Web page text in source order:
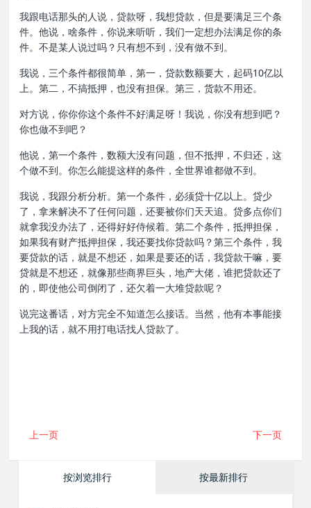
我跟电话那头的人说，贷款呀，我想贷款，但是要满足三个条
件。他说，啥条件，你说来听听，我们一定想办法满足你的条
件。不是某人说过吗？只有想不到，没有做不到。
我说，三个条件都很简单，第一，贷款数额要大，起码10亿以
上。第二，不搞抵押，也没有担保。第三，货款不用还。
对方说，你你你这个条件不好满足呀！我说，你没有想到吧？
你也做不到吧？
他说，第一个条件，数额大没有问题，但不抵押，不归还，这
个做不到。你怎么能提这样的条件，全世界谁都做不到。
我说，我跟分析分析。第一个条件，必须贷十亿以上。贷少
了，拿来解决不了任何问题，还要被你们天天追。贷多点你们
就拿我没办法了，还得好好侍候着。第二个条件，抵押担保，
如果我有财产抵押担保，我还要找你贷款吗？第三个条件，我
要贷款的话，就是不想还，如果是要还的话，我贷款干嘛，要
贷就是不想还，就像那些商界巨头，地产大佬，谁把贷款还了
的，即使他公司倒闭了，还欠着一大堆贷款呢？
说完这番话，对方完全不知道怎么接话。当然，他有本事能接
上我的话，就不用打电话找人贷款了。
上一页 下一页
按浏览排行 按最新排行